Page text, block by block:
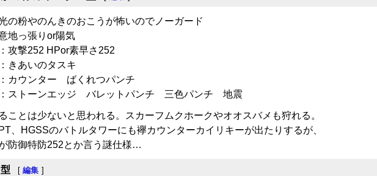
の粉やのんきのおこうが怖いのでノーガード
地っ張りor陽気
攻撃252 HPor素早さ252
きあいのタスキ
カウンター ばくれつパンチ
ストーンエッジ バレットパンチ 三色パンチ 地震
ことは少ないと思われる。スカーフムクホークやオオスバメも狩れる。
、HGSSのバトルタワーにも襷カウンターカイリキーが出たりするが、
防御特防252とか言う謎仕様…
[ 編集 ]